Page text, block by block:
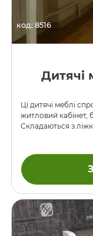
код: 8516
Дитячі
Ці дитячі меблі
житловий кабінет,
Складаються з
під вікном, тумби
Максимум
столу, глянсовий
“Джанні” – данина
ящиків – BLUM,